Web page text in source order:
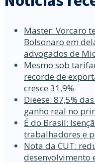
Master: Vorcaro
Bolsonaro em
advogados de
Mesmo sob
recorde de
cresce 31,9%
Dieese: 87,5%
ganho real no
É do Brasil:
trabalhadores e
Nota da CUT:
desenvolvimento